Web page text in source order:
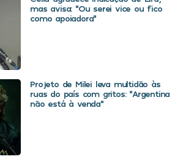
mas avisa: “Ou serei vice ou fico
como apoiadora”
Projeto de Milei leva multidão às
ruas do país com gritos: “Argentina
não está à venda”